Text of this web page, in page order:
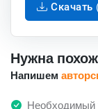
Скачать
Нужна
Напишем
Необходимый